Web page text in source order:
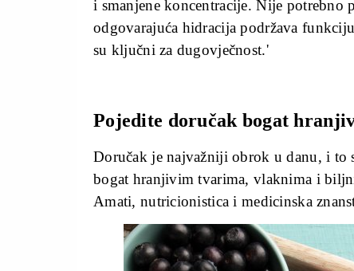
i smanjene koncentracije. Nije potrebno
odgovarajuća hidracija podržava
su ključni za dugovječnost.'
Pojedite doručak bogat
Doručak je najvažniji obrok u danu, i
bogat hranjivim tvarima, vlaknima i
Amati, nutricionistica i medicinska